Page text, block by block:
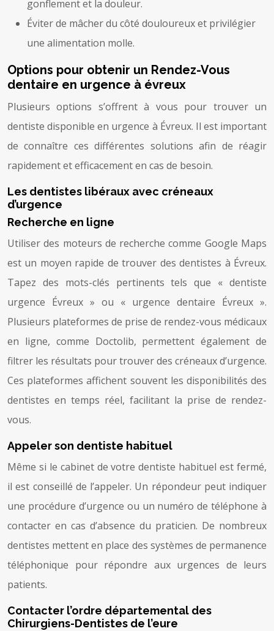
gonflement et la douleur.
Éviter de mâcher du côté douloureux et privilégier
une alimentation molle.
Options pour obtenir un Rendez-Vous
dentaire en urgence à évreux
Plusieurs options s’offrent à vous pour trouver un
dentiste disponible en urgence à Évreux. Il est important
de connaître ces différentes solutions afin de réagir
rapidement et efficacement en cas de besoin.
Les dentistes libéraux avec créneaux
d’urgence
Recherche en ligne
Utiliser des moteurs de recherche comme Google Maps
est un moyen rapide de trouver des dentistes à Évreux.
Tapez des mots-clés pertinents tels que « dentiste
urgence Évreux » ou « urgence dentaire Évreux ».
Plusieurs plateformes de prise de rendez-vous médicaux
en ligne, comme Doctolib, permettent également de
filtrer les résultats pour trouver des créneaux d’urgence.
Ces plateformes affichent souvent les disponibilités des
dentistes en temps réel, facilitant la prise de rendez-
vous.
Appeler son dentiste habituel
Même si le cabinet de votre dentiste habituel est fermé,
il est conseillé de l’appeler. Un répondeur peut indiquer
une procédure d’urgence ou un numéro de téléphone à
contacter en cas d’absence du praticien. De nombreux
dentistes mettent en place des systèmes de permanence
téléphonique pour répondre aux urgences de leurs
patients.
Contacter l’ordre départemental des
Chirurgiens-Dentistes de l’eure